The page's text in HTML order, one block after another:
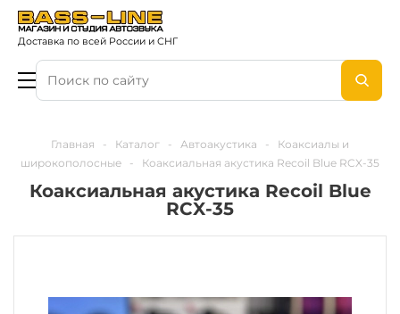
Доставка по всей России и СНГ
Главная - Каталог - Автоакустика -
Коаксиалы и
широкополосные
- Коаксиальная акустика Recoil Blue RCX-35
Коаксиальная акустика Recoil Blue
RCX-35